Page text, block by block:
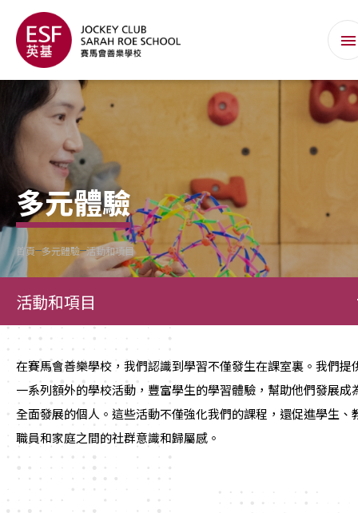
多元體驗
首頁 多元體驗 活動和項目
活動和項目
在賽馬會善樂學校，我們認識到學習不僅發生在課室裏。我們提
一系列額外的學校活動，豐富學生的學習體驗，幫助他們發展成
全面發展的個人。這些活動不僅強化我們的課程，還促進學生、
職員和家庭之間的社群意識和歸屬感。